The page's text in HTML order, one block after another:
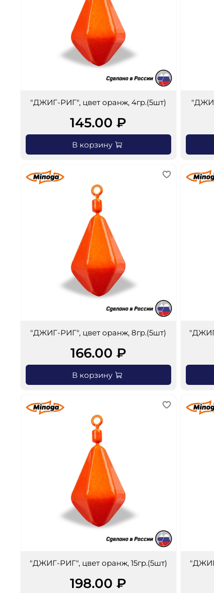
"ДЖИГ-РИГ", цвет оранж, 4гр.(5шт)
145.00 ₽
В корзину
"ДЖИГ-РИГ", цвет оранж, 8гр.(5шт)
166.00 ₽
В корзину
"ДЖИГ-РИГ", цвет оранж, 15гр.(5шт)
198.00 ₽